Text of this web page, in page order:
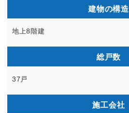
建物の構造
地上8階建
総戸数
37戸
施工会社